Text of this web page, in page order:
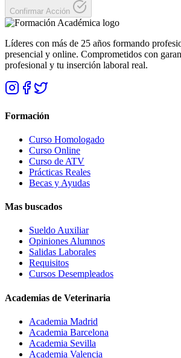
Confirmar Acción
Líderes con más de 25 años formando
presencial y online. Comprometidos con
profesional y tu inserción laboral real.
Formación
Curso Homologado
Curso Online
Curso de ATV
Prácticas Reales
Becas y Ayudas
Mas buscados
Sueldo Auxiliar
Opiniones Alumnos
Salidas Laborales
Requisitos
Cursos Desempleados
Academias de Veterinaria
Academia Madrid
Academia Barcelona
Academia Sevilla
Academia Valencia